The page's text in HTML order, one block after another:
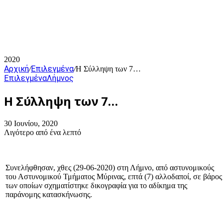
2020
Αρχική/Επιλεγμένα/Η Σύλληψη των 7…
ΕπιλεγμέναΛήμνος
Η Σύλληψη των 7…
30 Ιουνίου, 2020
Λιγότερο από ένα λεπτό
Συνελήφθησαν, χθες (29-06-2020) στη Λήμνο, από αστυνομικούς
του Αστυνομικού Τμήματος Μύρινας, επτά (7) αλλοδαποί, σε βάρος
των οποίων σχηματίστηκε δικογραφία για το αδίκημα της
παράνομης κατασκήνωσης.